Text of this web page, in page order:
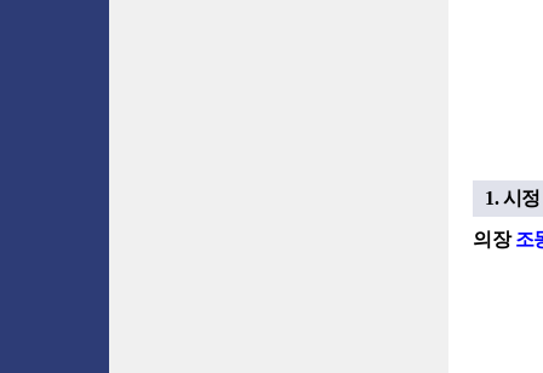
1. 시
의장조